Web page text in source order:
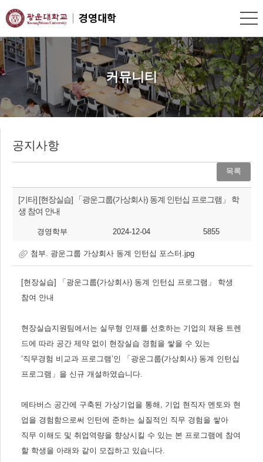
커뮤니티
공지사항
목록
[기타] [현장실습] 「광운그룹(가상회사) 동계 인턴십 프로그램」 학
생 참여 안내
경영학부 2024-12-04 5855
첨부. 광운그룹 가상회사 동계 인턴십 포스터.jpg
[현장실습] 「 광운그룹(가상회사) 동계 인턴십 프로그램 」 학생
참여 안내
현장실습지원팀에서는 실무형 인재를 선호하는 기업의 채용 트렌
드에 따라 공간 제약 없이 현장실습 경험을 쌓을 수 있는
‘직무경험 비교과 프로그램’인 「 광운그룹(가상회사) 동계 인턴십
프로그램 」 을 신규 개설하였습니다.
메타버스 공간에 구축된 가상기업을 통해 , 기업 현직자 멘토와 현
업을 경험함으로써 인턴에 준하는 실질적인 직무 경험을 쌓아
직무 이해도 및 취업역량을 향상시킬 수 있는 본 프로그램에 참여
할 학생을 아래와 같이 모집하고 있습니다.